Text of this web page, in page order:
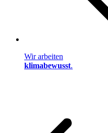
Wir arbeiten
klimabewusst.